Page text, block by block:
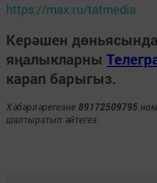
https://max.ru/tatmedia
Керәшен
яңалыкларны
карап барыгыз.
Хәбәрләрегезне 89172509795
шалтыратып әйтегез.